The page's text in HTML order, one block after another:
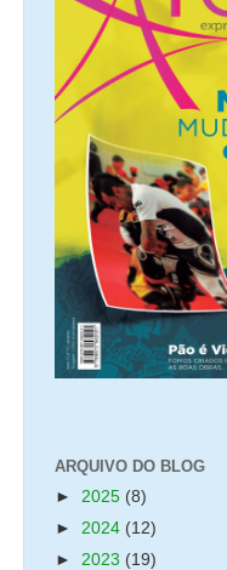
ARQUIVO DO BLOG
► 2025 (8)
► 2024 (12)
► 2023 (19)